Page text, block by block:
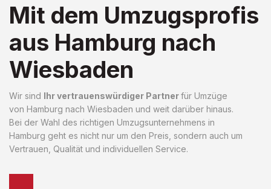
Mit dem Umzugsprofis
aus Hamburg nach
Wiesbaden
Wir sind Ihr vertrauenswürdiger Partnerfür Umzüge
von Hamburg nach Wiesbaden und weit darüber hinaus.
Bei der Wahl des richtigen Umzugsunternehmens in
Hamburg geht es nicht nur um den Preis, sondern auch um
Vertrauen, Qualität und individuellen Service.